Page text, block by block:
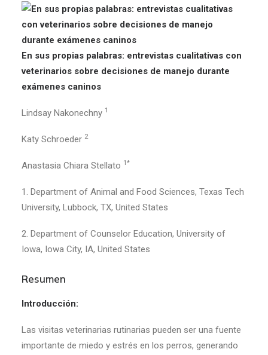
En sus propias palabras: entrevistas cualitativas con
veterinarios sobre decisiones de manejo durante
exámenes caninos
Lindsay Nakonechny 1
Katy Schroeder 2
Anastasia Chiara Stellato 1 *
1. Department of Animal and Food Sciences, Texas Tech
University, Lubbock, TX, United States
2. Department of Counselor Education, University of
Iowa, Iowa City, IA, United States
Resumen
Introducción:
Las visitas veterinarias rutinarias pueden ser una fuente
importante de miedo y estrés en los perros, generando